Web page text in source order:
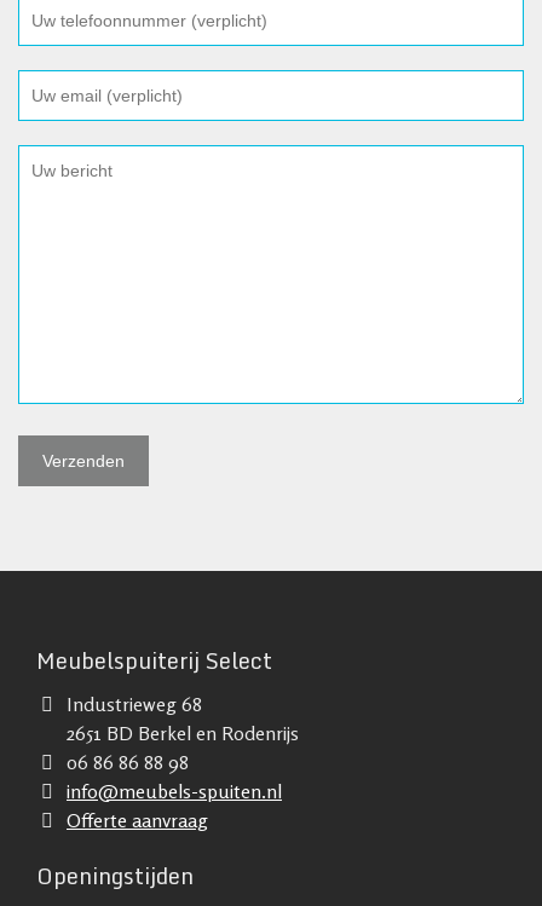
Meubelspuiterij Select
Industrieweg 68
2651 BD Berkel en Rodenrijs
06 86 86 88 98
info@meubels-spuiten.nl
Offerte aanvraag
Openingstijden